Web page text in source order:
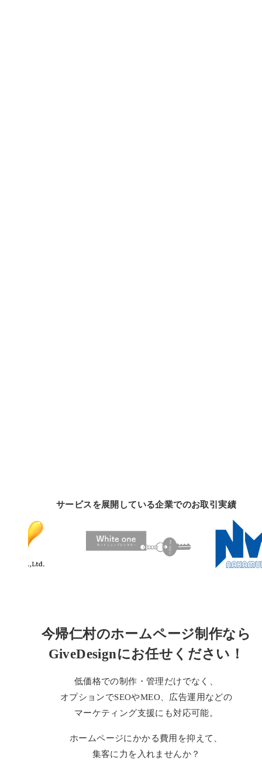
サービスを展開している企業でのお取引実績
今帰仁村のホームページ制作なら
GiveDesignにお任せください！
低価格での制作・管理だけでなく、
オプションでSEOやMEO、広告運用などの
マーケティング支援にも対応可能。
ホームページにかかる費用を抑えて、
集客に力を入れませんか？